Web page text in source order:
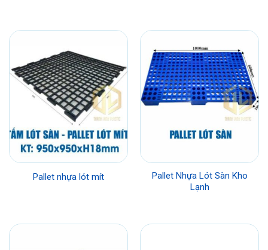
Pallet nhựa lót mít
Pallet Nhựa Lót Sàn Kho
Lạnh